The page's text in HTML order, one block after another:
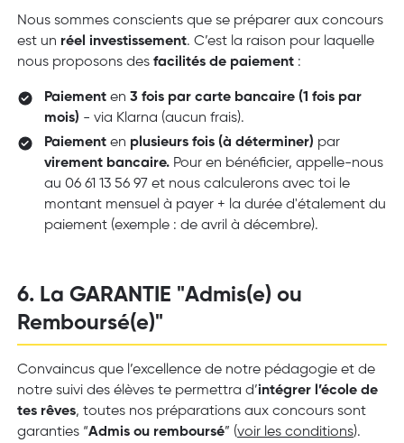
Nous sommes conscients que se préparer aux concours
est un réel investissement. C’est la raison pour laquelle
nous proposons desfacilités de paiement :
Paiement en 3 fois par carte bancaire (1 fois par
mois) - via Klarna (aucun frais).
Paiement en plusieurs fois (à déterminer) par
virement bancaire.Pour en bénéficier, appelle-nous
au 06 61 13 56 97 et nous calculerons avec toi le
montant mensuel à payer + la durée d'étalement du
paiement (exemple : de avril à décembre).
6. La GARANTIE "Admis(e) ou
Remboursé(e)"
Convaincus que l’excellence de notre pédagogie et de
notre suivi des élèves te permettra d’intégrer l’école de
tes rêves, toutes nos préparations aux concours sont
garanties “Admis ou remboursé” (voir les conditions).